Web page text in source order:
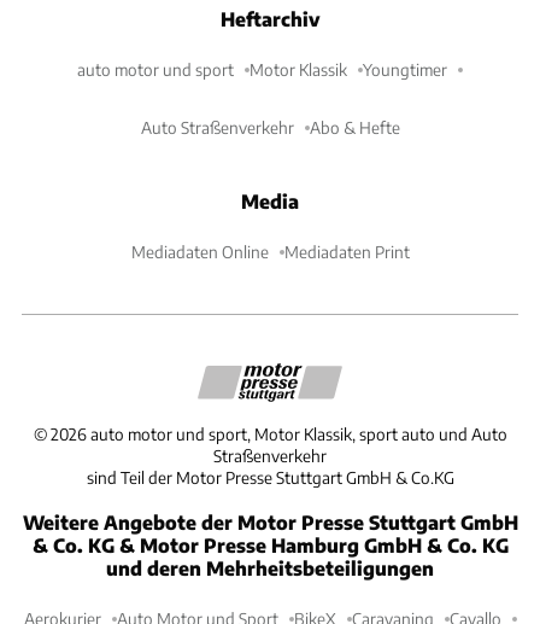
Heftarchiv
auto motor und sport Motor Klassik Youngtimer
Auto Straßenverkehr Abo & Hefte
Media
Mediadaten Online Mediadaten Print
©2026 auto motor und sport, Motor Klassik, sport auto und Auto
Straßenverkehr
sind Teil der Motor Presse Stuttgart GmbH & Co.KG
Weitere Angebote der Motor Presse Stuttgart GmbH
& Co. KG & Motor Presse Hamburg GmbH & Co. KG
und deren Mehrheitsbeteiligungen
Aerokurier Auto Motor und Sport BikeX Caravaning Cavallo